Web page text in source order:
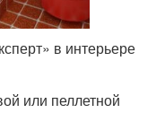
в интерьере
или пеллетной